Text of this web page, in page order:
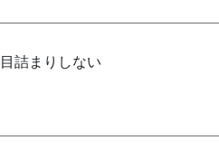
詰まりしない